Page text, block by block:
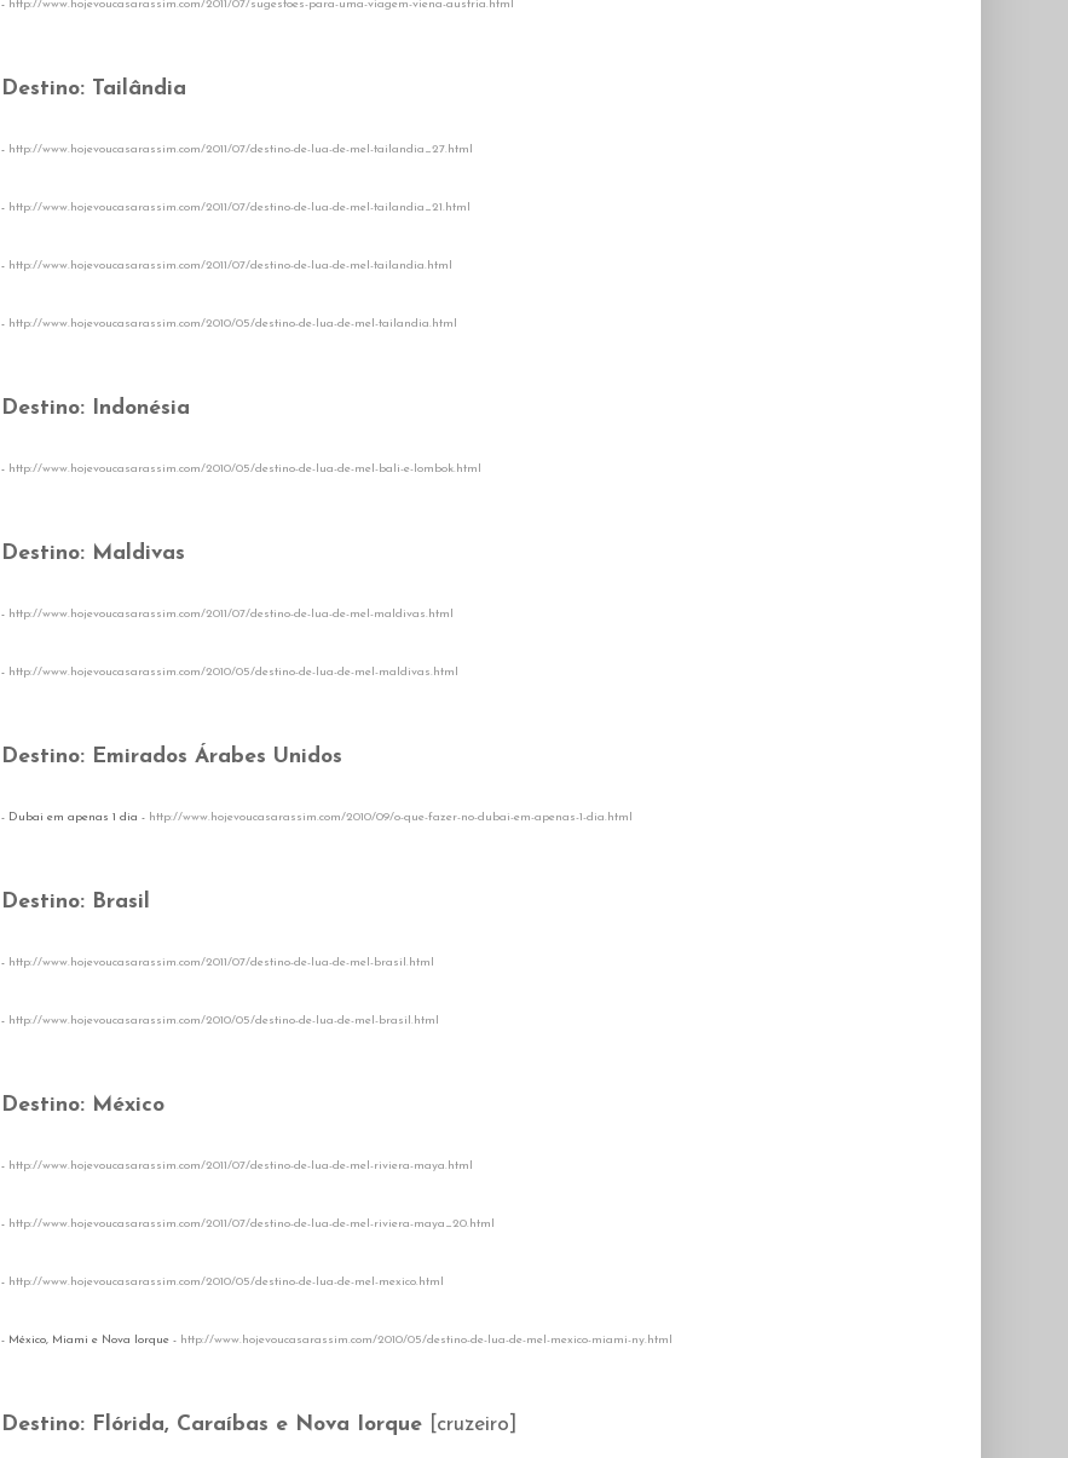
- http://www.hojevoucasarassim.com/2011/07/sugestoes-para-uma-viagem-viena-austria.html
Destino: Tailândia
- http://www.hojevoucasarassim.com/2011/07/destino-de-lua-de-mel-tailandia_27.html
- http://www.hojevoucasarassim.com/2011/07/destino-de-lua-de-mel-tailandia_21.html
- http://www.hojevoucasarassim.com/2011/07/destino-de-lua-de-mel-tailandia.html
- http://www.hojevoucasarassim.com/2010/05/destino-de-lua-de-mel-tailandia.html
Destino: Indonésia
- http://www.hojevoucasarassim.com/2010/05/destino-de-lua-de-mel-bali-e-lombok.html
Destino: Maldivas
- http://www.hojevoucasarassim.com/2011/07/destino-de-lua-de-mel-maldivas.html
- http://www.hojevoucasarassim.com/2010/05/destino-de-lua-de-mel-maldivas.html
Destino: Emirados Árabes Unidos
- Dubai em apenas 1 dia - http://www.hojevoucasarassim.com/2010/09/o-que-fazer-no-dubai-em-apenas-1-dia.html
Destino: Brasil
- http://www.hojevoucasarassim.com/2011/07/destino-de-lua-de-mel-brasil.html
- http://www.hojevoucasarassim.com/2010/05/destino-de-lua-de-mel-brasil.html
Destino: México
- http://www.hojevoucasarassim.com/2011/07/destino-de-lua-de-mel-riviera-maya.html
- http://www.hojevoucasarassim.com/2011/07/destino-de-lua-de-mel-riviera-maya_20.html
- http://www.hojevoucasarassim.com/2010/05/destino-de-lua-de-mel-mexico.html
- México, Miami e Nova Iorque - http://www.hojevoucasarassim.com/2010/05/destino-de-lua-de-mel-mexico-miami-ny.html
Destino: Flórida, Caraíbas e Nova Iorque [cruzeiro]